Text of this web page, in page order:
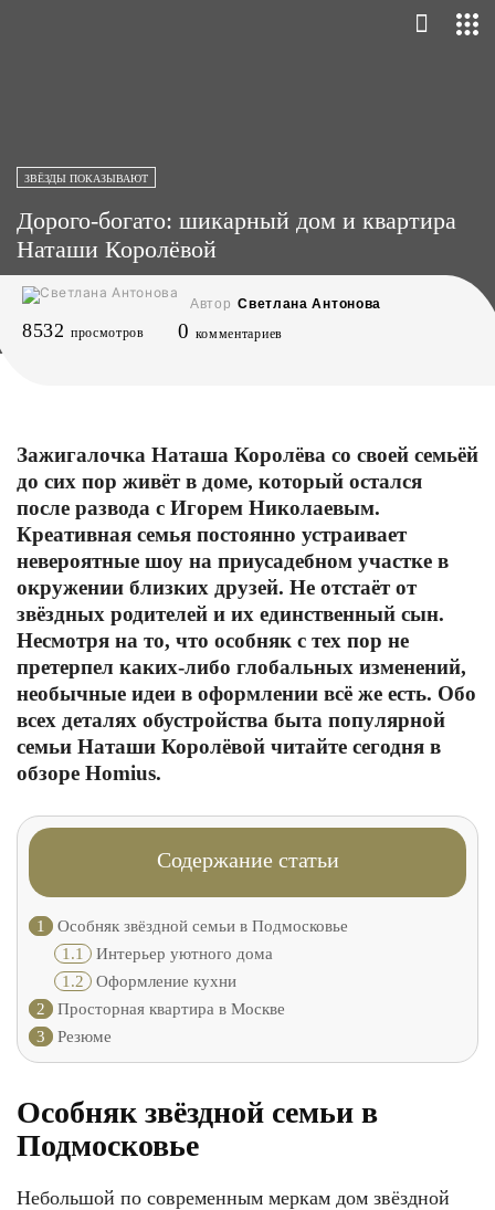
ЗВЁЗДЫ ПОКАЗЫВАЮТ
Дорого-богато: шикарный дом и квартира
Наташи Королёвой
Автор Светлана Антонова
8532 просмотров 0 комментариев
Зажигалочка Наташа Королёва со своей семьёй
до сих пор живёт в доме, который остался
после развода с Игорем Николаевым.
Креативная семья постоянно устраивает
невероятные шоу на приусадебном участке в
окружении близких друзей. Не отстаёт от
звёздных родителей и их единственный сын.
Несмотря на то, что особняк с тех пор не
претерпел каких-либо глобальных изменений,
необычные идеи в оформлении всё же есть. Обо
всех деталях обустройства быта популярной
семьи Наташи Королёвой читайте сегодня в
обзоре Homius.
Содержание статьи
1
Особняк звёздной семьи в Подмосковье
1.1 Интерьер уютного дома
1.2 Оформление кухни
2
Просторная квартира в Москве
3
Резюме
Особняк звёздной семьи в
Подмосковье
Небольшой по современным меркам дом звёздной